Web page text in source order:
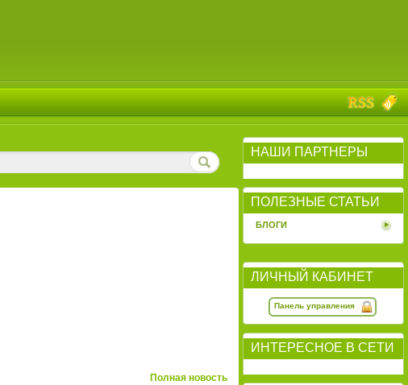
Полная новость
НАШИ ПАРТНЕРЫ
ПОЛЕЗНЫЕ СТАТЬИ
БЛОГИ
ЛИЧНЫЙ КАБИНЕТ
Панель управления
ИНТЕРЕСНОЕ В СЕТИ